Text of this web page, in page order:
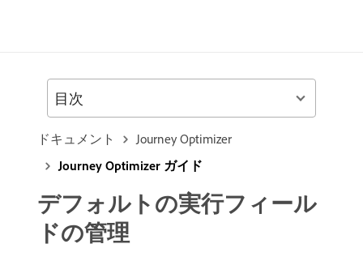
ドキュメント
Journey Optimizer
Journey Optimizer ガイド
デフォルトの実行フィール
ドの管理
目次